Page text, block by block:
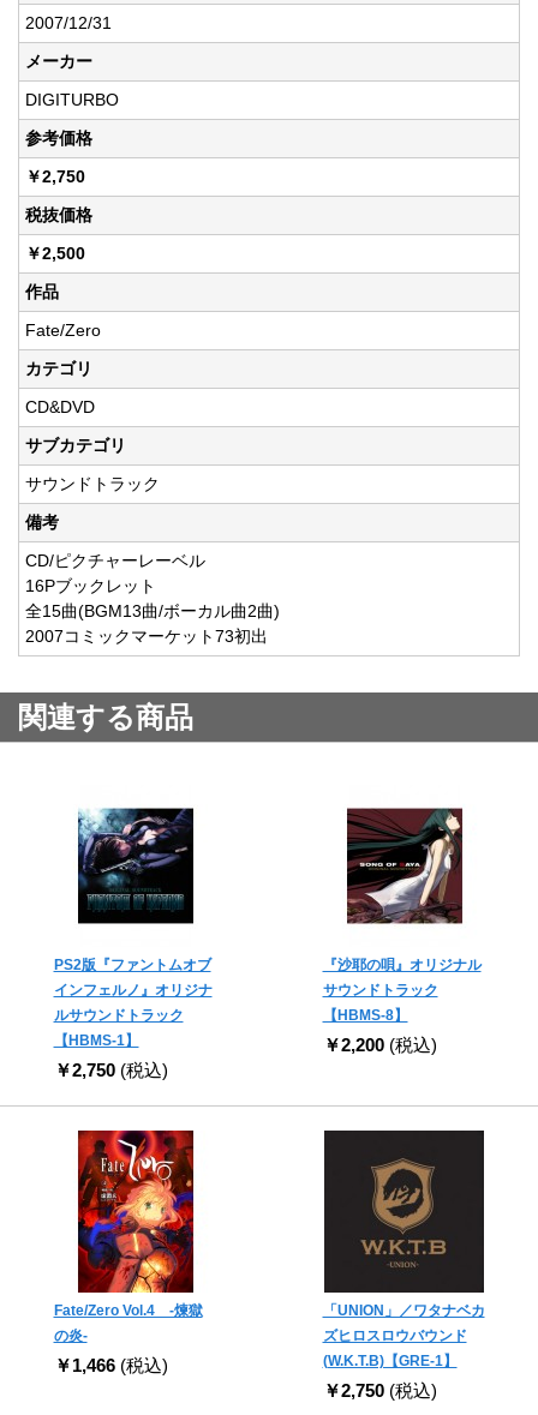
2007/12/31
メーカー
DIGITURBO
参考価格
￥2,750
税抜価格
￥2,500
作品
Fate/Zero
カテゴリ
CD&DVD
サブカテゴリ
サウンドトラック
備考
CD/ピクチャーレーベル
16Pブックレット
全15曲(BGM13曲/ボーカル曲2曲)
2007コミックマーケット73初出
関連する商品
PS2版『ファントムオブ
インフェルノ』オリジナ
ルサウンドトラック
【HBMS-1】
￥2,750 (税込)
『沙耶の唄』オリジナル
サウンドトラック
【HBMS-8】
￥2,200 (税込)
Fate/Zero Vol.4 -煉獄
の炎-
￥1,466 (税込)
「UNION」／ワタナベカ
ズヒロスロウバウンド
(W.K.T.B)【GRE-1】
￥2,750 (税込)